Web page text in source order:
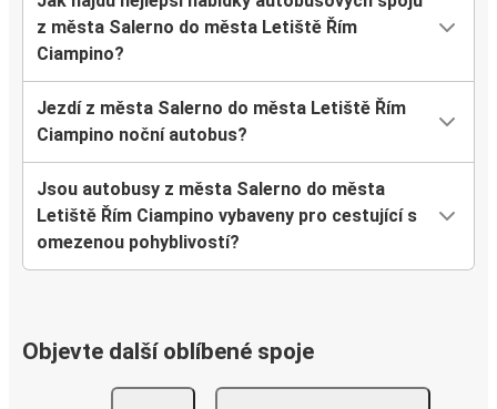
z města Salerno do města Letiště Řím
Ciampino?
Jezdí z města Salerno do města Letiště Řím
Ciampino noční autobus?
Jsou autobusy z města Salerno do města
Letiště Řím Ciampino vybaveny pro cestující s
omezenou pohyblivostí?
Objevte další oblíbené spoje